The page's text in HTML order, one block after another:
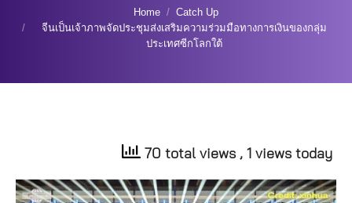
Home
Catch Up
จีนเป็นเจ้าภาพจัดประชุมส่งเสริมความร่วมมือทางการเงินของกลุ่ม
ประเทศซีกโลกใต้
70 total views , 1 views today